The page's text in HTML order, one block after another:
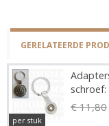
GERELATEERDE
€ 11,80
per stuk